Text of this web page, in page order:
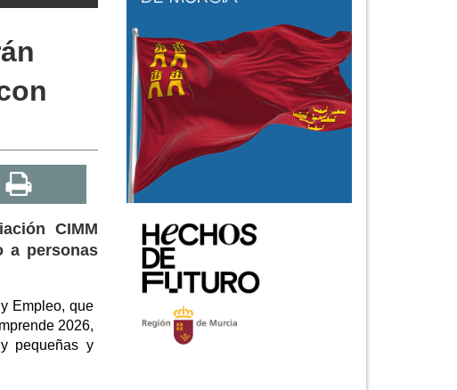
CIMM
a personas
Empleo, que
2026,
pequeñas y